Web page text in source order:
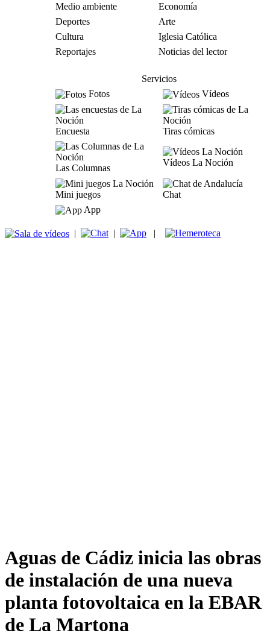
Medio ambiente
Economía
Deportes
Arte
Cultura
Iglesia Católica
Reportajes
Noticias del lector
Servicios
Fotos
Vídeos
Encuesta Tiras cómicas
Las Columnas
Vídeos La Noción
Mini juegos
Chat
App
| | |
Aguas de Cádiz inicia las obras
de instalación de una nueva
planta fotovoltaica en la EBAR
de La Martona